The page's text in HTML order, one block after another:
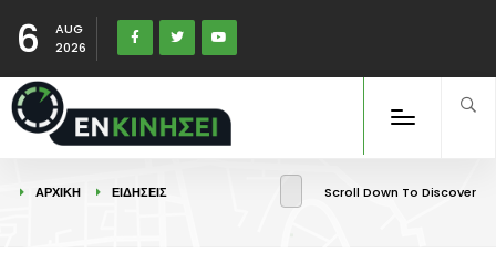
6
AUG
2026
ΑΡΧΙΚΉ ΕΙΔΉΣΕΙΣ Scroll Down To Discover